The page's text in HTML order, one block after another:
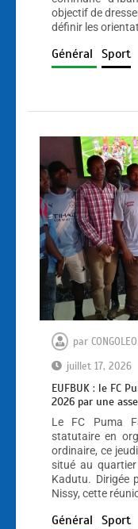
objectif de
définir les
Général Sport
par CONGOLEO
juillet 17, 2026
EUFBUK : le FC
2026 par une
Le FC Puma
statutaire en
ordinaire, ce
situé au
Kadutu. Dirigée
Nissy, cette
Général Sport